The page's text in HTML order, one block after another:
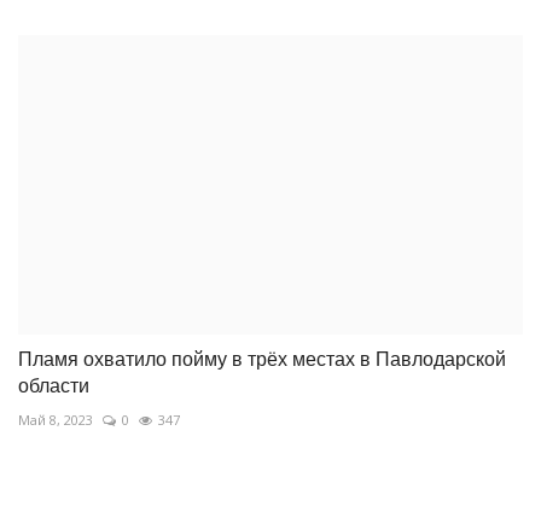
Пламя охватило пойму в трёх местах в Павлодарской
области
Май 8, 2023 0 347